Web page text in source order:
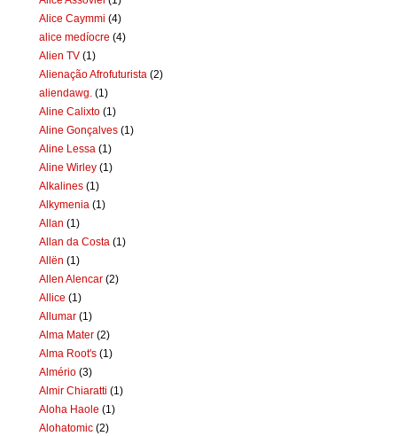
Alice Caymmi (4)
alice medíocre (4)
Alien TV (1)
Alienação Afrofuturista (2)
aliendawg. (1)
Aline Calixto (1)
Aline Gonçalves (1)
Aline Lessa (1)
Aline Wirley (1)
Alkalines (1)
Alkymenia (1)
Allan (1)
Allan da Costa (1)
Allën (1)
Allen Alencar (2)
Allice (1)
Allumar (1)
Alma Mater (2)
Alma Root's (1)
Almério (3)
Almir Chiaratti (1)
Aloha Haole (1)
Alohatomic (2)